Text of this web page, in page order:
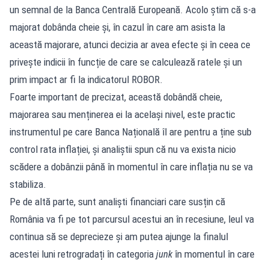
un semnal de la Banca Centrală Europeană. Acolo știm că s-a
majorat dobânda cheie și, în cazul în care am asista la
această majorare, atunci decizia ar avea efecte și în ceea ce
privește indicii în funcție de care se calculează ratele și un
prim impact ar fi la indicatorul ROBOR.
Foarte important de precizat, această dobândă cheie,
majorarea sau menținerea ei la același nivel, este practic
instrumentul pe care Banca Națională îl are pentru a ține sub
control rata inflației, și analiștii spun că nu va exista nicio
scădere a dobânzii până în momentul în care inflația nu se va
stabiliza.
Pe de altă parte, sunt analiști financiari care susțin că
România va fi pe tot parcursul acestui an în recesiune, leul va
continua să se deprecieze și am putea ajunge la finalul
acestei luni retrogradați în categoria junkîn momentul în care